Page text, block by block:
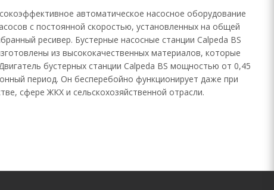
автоматическое насосное оборудование
с постоянной скоростью, установленных на общей
ресивер. Бустерные насосные станции Calpeda BS
из высококачественных материалов, которые
бустерных станции Calpeda BS мощностью от 0,45
период. Он бесперебойно функционирует даже при
сфере ЖКХ и сельскохозяйственной отрасли.